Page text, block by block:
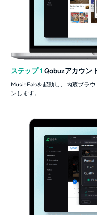
ステップ 1 Qobuzアカウン
MusicFabを起動し、内蔵ブラ
ンします。